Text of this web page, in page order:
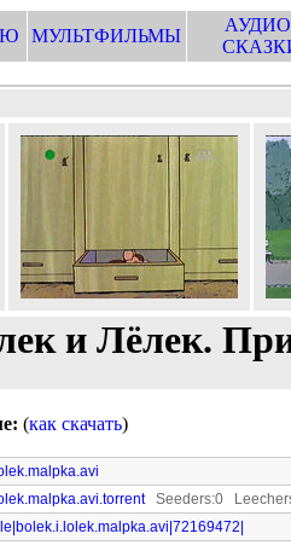
МУЛЬТФИЛЬМЫ
и Лёлек.
(как скачать)
Seeders:0